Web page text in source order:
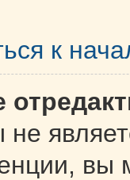
к
не
вы